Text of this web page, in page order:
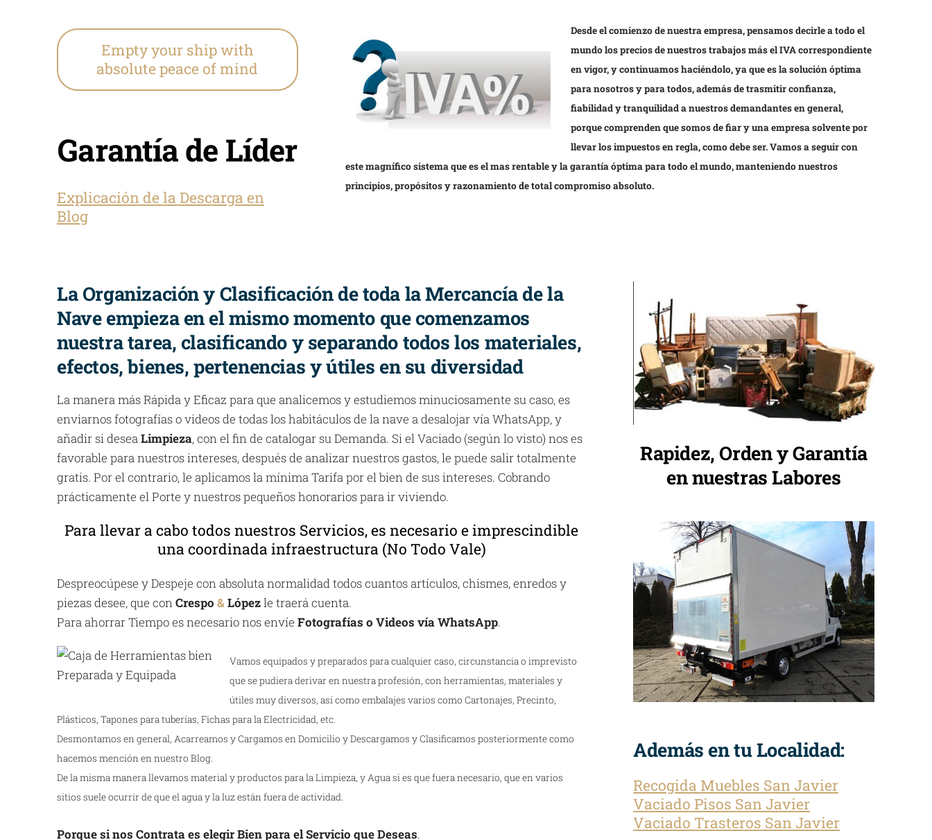
Empty your ship with
absolute peace of mind
Garantía de Líder
Explicación de la Descarga en
Blog
Desde el comienzo de nuestra empresa, pensamos decirle a todo el
mundo los precios de nuestros trabajos más el IVA correspondiente
en vigor, y continuamos haciéndolo, ya que es la solución óptima
para nosotros y para todos, además de trasmitir confianza,
fiabilidad y tranquilidad a nuestros demandantes en general,
porque comprenden que somos de fiar y una empresa solvente por
llevar los impuestos en regla, como debe ser. Vamos a seguir con
este magnífico sistema que es el mas rentable y la garantía óptima para todo el mundo, manteniendo nuestros
principios, propósitos y razonamiento de total compromiso absoluto.
La Organización y Clasificación de toda la Mercancía de la
Nave empieza en el mismo momento que comenzamos
nuestra tarea, clasificando y separando todos los materiales,
efectos, bienes, pertenencias y útiles en su diversidad
La manera más Rápida y Eficaz para que analicemos y estudiemos minuciosamente su caso, es
enviarnos fotografías o videos de todas los habitáculos de la nave a desalojar vía WhatsApp, y
añadir si deseaLimpieza, con el fin de catalogar su Demanda. Si el Vaciado (según lo visto) nos es
favorable para nuestros intereses, después de analizar nuestros gastos, le puede salir totalmente
gratis. Por el contrario, le aplicamos la mínima Tarifa por el bien de sus intereses. Cobrando
prácticamente el Porte y nuestros pequeños honorarios para ir viviendo.
Para llevar a cabo todos nuestros Servicios, es necesario e imprescindible
una coordinada infraestructura (No Todo Vale)
Despreocúpese y Despeje con absoluta normalidad todos cuantos artículos, chismes, enredos y
piezas desee, que conCrespo &Lópezle traerá cuenta.
Para ahorrar Tiempo es necesario nos envíe Fotografías o Videos vía WhatsApp.
Vamos equipados y preparados para cualquier caso, circunstancia o imprevisto
que se pudiera derivar en nuestra profesión, con herramientas, materiales y
útiles muy diversos, así como embalajes varios como Cartonajes, Precinto,
Plásticos, Tapones para tuberías, Fichas para la Electricidad, etc.
Desmontamos en general, Acarreamos y Cargamos en Domicilio y Descargamos y Clasificamos posteriormente como
hacemos mención en nuestro Blog.
De la misma manera llevamos material y productos para la Limpieza, y Agua si es que fuera necesario, que en varios
sitios suele ocurrir de que el agua y la luz están fuera de actividad.
Porque si nos Contrata es elegir Bien para el Servicio que Deseas.
Rapidez, Orden y Garantía
en nuestras Labores
Además en tu Localidad:
Recogida Muebles San Javier
Vaciado Pisos San Javier
Vaciado Trasteros San Javier